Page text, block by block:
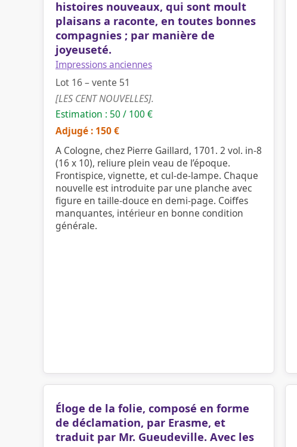
histoires nouveaux, qui sont moult
plaisans a raconte, en toutes bonnes
compagnies ; par manière de
joyeuseté.
Impressions anciennes
Lot 16 – vente 51
[LES CENT NOUVELLES].
Estimation : 50 / 100 €
Adjugé : 150 €
A Cologne, chez Pierre Gaillard, 1701. 2 vol. in-8
(16 x 10), reliure plein veau de l’époque.
Frontispice, vignette, et cul-de-lampe. Chaque
nouvelle est introduite par une planche avec
figure en taille-douce en demi-page. Coiffes
manquantes, intérieur en bonne condition
générale.
Éloge de la folie, composé en forme
de déclamation, par Erasme, et
traduit par Mr. Gueudeville. Avec les